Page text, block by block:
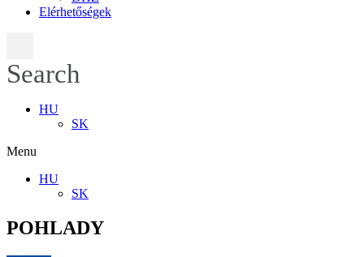
Elérhetőségek
Search
HU
SK
Menu
HU
SK
POHLADY